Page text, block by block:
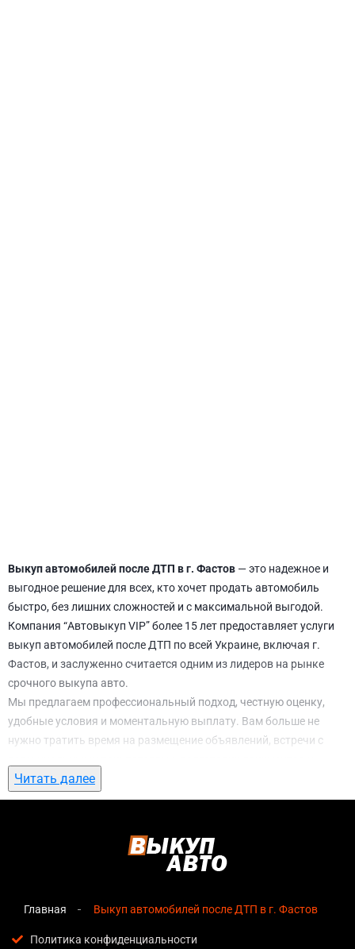
Выкуп автомобилей после ДТП в г. Фастов — это надежное и
выгодное решение для всех, кто хочет продать автомобиль
быстро, без лишних сложностей и с максимальной выгодой.
Компания “Автовыкуп VIP” более 15 лет предоставляет услуги
выкуп автомобилей после ДТП по всей Украине, включая г.
Фастов, и заслуженно считается одним из лидеров на рынке
срочного выкупа авто.
Мы предлагаем профессиональный подход, честную оценку,
удобные условия и моментальную выплату. Вам больше не
нужно тратить время на размещение объявлений, встречи с
ожидание. С нами вы можете
г. Фастоввсего за 1 день.
автомобилей после ДТП в г. Фастов
озвучивается сразу после обращения, без скрытых
Прозрачные условия— все этапы сделки полностью
Читать далее
Главная Выкуп автомобилей после ДТП в г. Фастов
Политика конфиденциальности